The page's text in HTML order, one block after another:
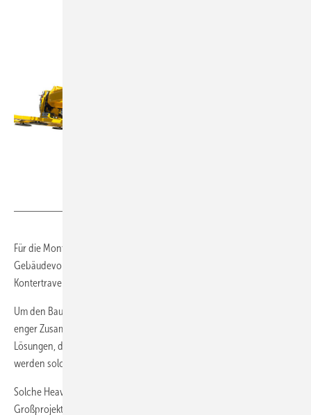
Für die Montage hinter großen Gerüsten oder extrem tiefen
Gebäudevorsprüngen bietet Heavydrive eine Verlängerung für die
Kontertraverse an.
Um den Baufortschritt nicht zu blockieren, entwickelt Heavydrive in
enger Zusammenarbeit mit den Auftraggebern im Vorfeld passende
Lösungen, die mögliche Schwierigkeiten berücksichtigt. Auf Wunsch
werden solche Lösungen in einem Mockup getestet.
Solche Heavydrive Montagelösungen haben sich bei internationalen
Großprojekten bewährt. Ein Beispiel ist der New Yorker Wolkenkratzer